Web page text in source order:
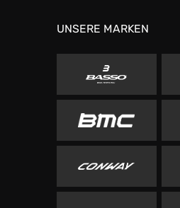
UNSERE MARKEN